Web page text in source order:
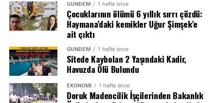
Pasaport Krizi Nasıl Başladı?
Galatasaray’dan ayrılan Arjantinli futbolcu Mauro Icardi
ile eski eşi Wanda Nara arasındaki velayet davası, yeni bir
boyut kazandı. Kızları Francesca ve Isabella’nın
pasaport işlemleri, çifti yeniden karşı karşıya getirdi.
REKLAM
GÜNDEM 1 hafta önce
Çocuklarının ölümü 6 yıllık sırrı çözdü:
Haymana’daki kemikler Uğur Şimşek’e
ait çıktı
GÜNDEM 1 hafta önce
Sitede Kaybolan 2 Yaşındaki Kadir,
Havuzda Ölü Bulundu
EKONOMI 1 hafta önce
Doruk Madencilik İşçilerinden Bakanlık